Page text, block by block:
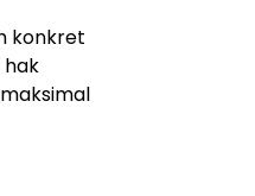
konkret